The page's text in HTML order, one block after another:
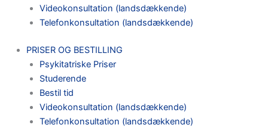
Videokonsultation (landsdækkende)
Telefonkonsultation (landsdækkende)
PRISER OG BESTILLING
Psykitatriske Priser
Studerende
Bestil tid
Videokonsultation (landsdækkende)
Telefonkonsultation (landsdækkende)